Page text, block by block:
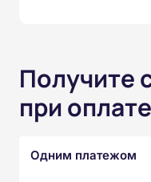
Получите
при
Одним платежом